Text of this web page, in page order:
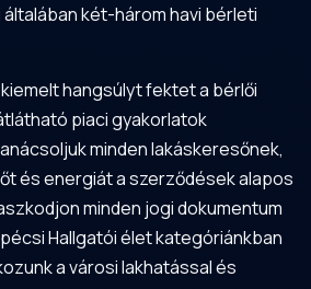
két-három havi bérleti
hangsúlyt fektet a bérlői
piaci gyakorlatok
minden lakáskeresőnek,
és energiát a szerződések alapos
minden jogi dokumentum
Hallgatói élet kategóriánkban
a városi lakhatással és